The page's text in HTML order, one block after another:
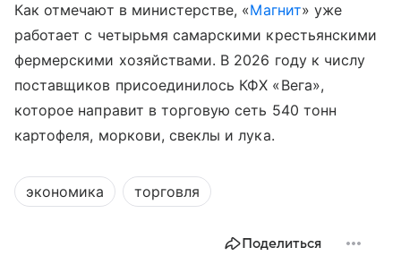
Как отмечают в министерстве, «Магнит» уже
работает с четырьмя самарскими крестьянскими
фермерскими хозяйствами. В 2026 году к числу
поставщиков присоединилось КФХ «Вега»,
которое направит в торговую сеть 540 тонн
картофеля, моркови, свеклы и лука.
экономика торговля
Поделиться